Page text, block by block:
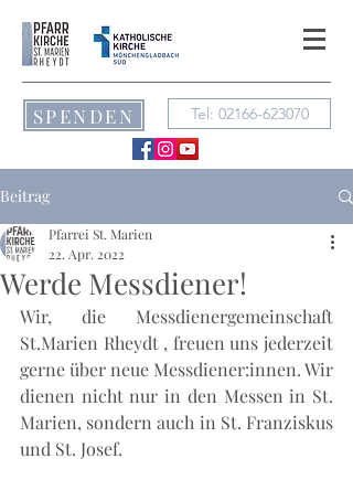
SPENDEN Tel: 02166-623070
Beitrag
Werde Messdiener!
Pfarrei St. Marien
22. Apr. 2022
Wir, die Messdienergemeinschaft
St.Marien Rheydt , freuen uns jederzeit
gerne über neue Messdiener:innen. Wir
dienen nicht nur in den Messen in St.
Marien, sondern auch in St. Franziskus
und St. Josef.